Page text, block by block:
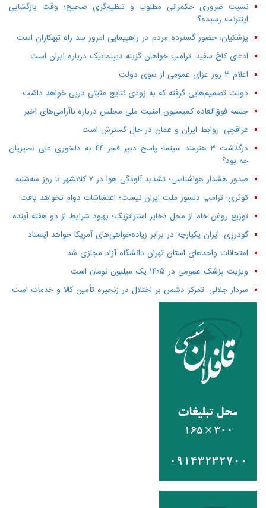
نسبت ضروری حکمرانی مطلوب و تنظیم‌گری صحیح؛ وقت بازگشایی
اینترنت رسیده؟
پزشکیان: حضور گسترده مردم در راهپیمایی امروز سد راه تبهکاران است
ادعای کاخ سفید: ترامپ خواهان گزینه دیپلماتیک درباره ایران است
اعلام ۳ روز عزای عمومی از سوی دولت
دولت تصمیم‌هایی گرفته که به زودی نتایج مثبتی درپی خواهد داشت
جلسه فوق‌العاده کمیسیون امنیت ملی مجلس درباره ناآرامی‌های اخیر
عراقچی: روابط ایران و عمان در حال گسترش است
درگذشت ۳ هنرمند سینما؛ پاسخ دبیر فجر ۴۴ به دلخوری علی نصیریان
چه بود؟
صدور هشدار هواشناسی؛ تشدید آلودگی هوا در ۷ کلانشهر تا روز سه‌شنبه
کوثری: ترامپ دلسوز ملت ایران نیست؛ اغتشاشات دوام نخواهد یافت
توزیع روغن خام از محل ذخایر استراتژیک؛ بهبود شرایط از دو هفته آینده
گودرزی: ایران یکپارچه در برابر زیاده‌خواهی‌های آمریکا خواهد ایستاد
امتحانات واحدهای استان تهران دانشگاه آزاد مجازی شد
ویزیت پزشک عمومی در ۱۴۰۵ یک میلیون تومان است
سردار جلالی: تمرکز دشمن بر اختلال در زنجیره تأمین کالا و خدمات است